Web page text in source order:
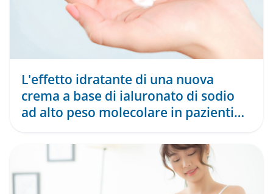
L'effetto idratante di una nuova
crema a base di ialuronato di sodio
ad alto peso molecolare in pazienti